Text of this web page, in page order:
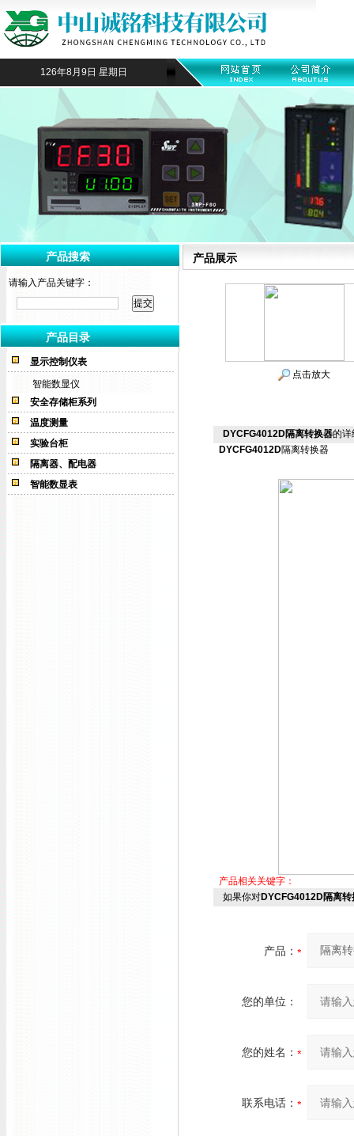
126年8月9日 星期日
产品搜索
请输入产品关键字：
产品目录
显示控制仪表
智能数显仪
安全存储柜系列
温度测量
实验台柜
隔离器、配电器
智能数显表
产品展示
点击放大
DYCFG4012D隔离转换器的详
DYCFG4012D隔离转换器
产品相关关键字：
如果你对DYCFG4012D隔离转
产品：
您的单位：
您的姓名：
联系电话：